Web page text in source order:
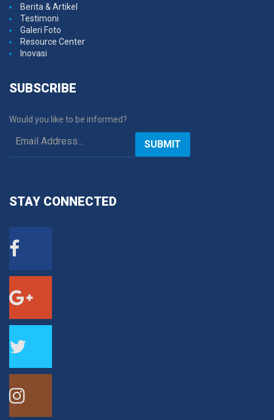
Berita & Artikel
Testimoni
Galeri Foto
Resource Center
Inovasi
SUBSCRIBE
Would you like to be informed?
SUBMIT
STAY CONNECTED